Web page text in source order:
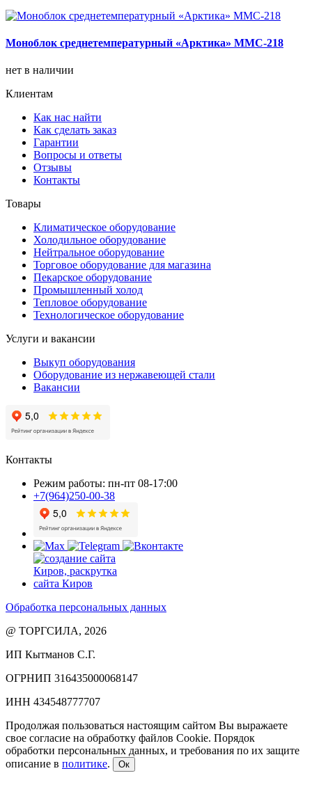
Моноблок среднетемпературный «Арктика» ММС-218
нет в наличии
Клиентам
Как нас найти
Как сделать заказ
Гарантии
Вопросы и ответы
Отзывы
Контакты
Товары
Климатическое оборудование
Холодильное оборудование
Нейтральное оборудование
Торговое оборудование для магазина
Пекарское оборудование
Промышленный холод
Тепловое оборудование
Технологическое оборудование
Услуги и вакансии
Выкуп оборудования
Оборудование из нержавеющей стали
Вакансии
Контакты
Режим работы: пн-пт 08-17:00
+7(964)250-00-38
Обработка персональных данных
@ ТОРГСИЛА, 2026
ИП Кытманов С.Г.
ОГРНИП 316435000068147
ИНН 434548777707
Продолжая пользоваться настоящим сайтом Вы выражаете
свое согласие на обработку файлов Cookie. Порядок
обработки персональных данных, и требования по их защите
описание в политике. Ок